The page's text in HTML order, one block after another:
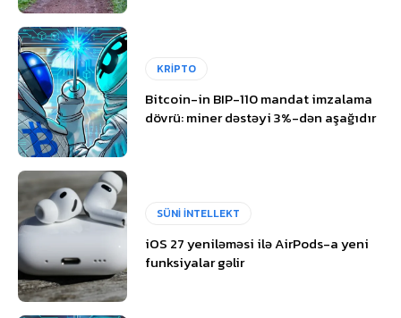
KRİPTO
Bitcoin-in BIP-110 mandat imzalama
dövrü: miner dəstəyi 3%-dən aşağıdır
SÜNİ İNTELLEKT
iOS 27 yeniləməsi ilə AirPods-a yeni
funksiyalar gəlir